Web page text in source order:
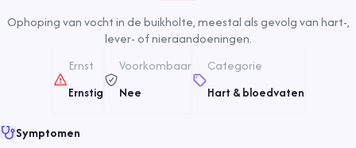
Ophoping van vocht in de buikholte, meestal als gevolg van hart-,
lever- of nieraandoeningen.
Ernst
Ernstig
Voorkombaar
Nee
Categorie
Hart & bloedvaten
Symptomen